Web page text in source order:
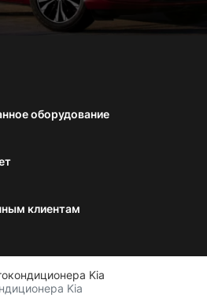
оборудование
клиентам
Kia
Kia